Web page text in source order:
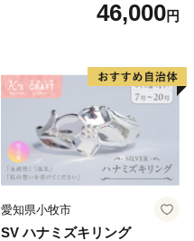
46,000円
愛知県小牧市
SV ハナミズキリング